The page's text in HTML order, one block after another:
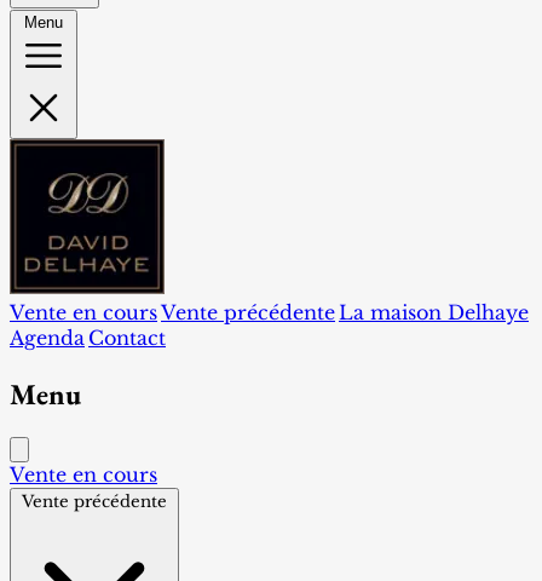
Menu
Vente en coursVente précédente La maison Delhaye
Agenda Contact
Menu
Vente en cours
Vente précédente